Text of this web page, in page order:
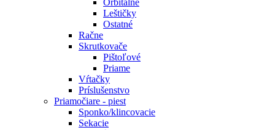
Orbitálne
Leštičky
Ostatné
Račne
Skrutkovače
Pištoľové
Priame
Vŕtačky
Príslušenstvo
Priamočiare - piest
Sponko/klincovacie
Sekacie